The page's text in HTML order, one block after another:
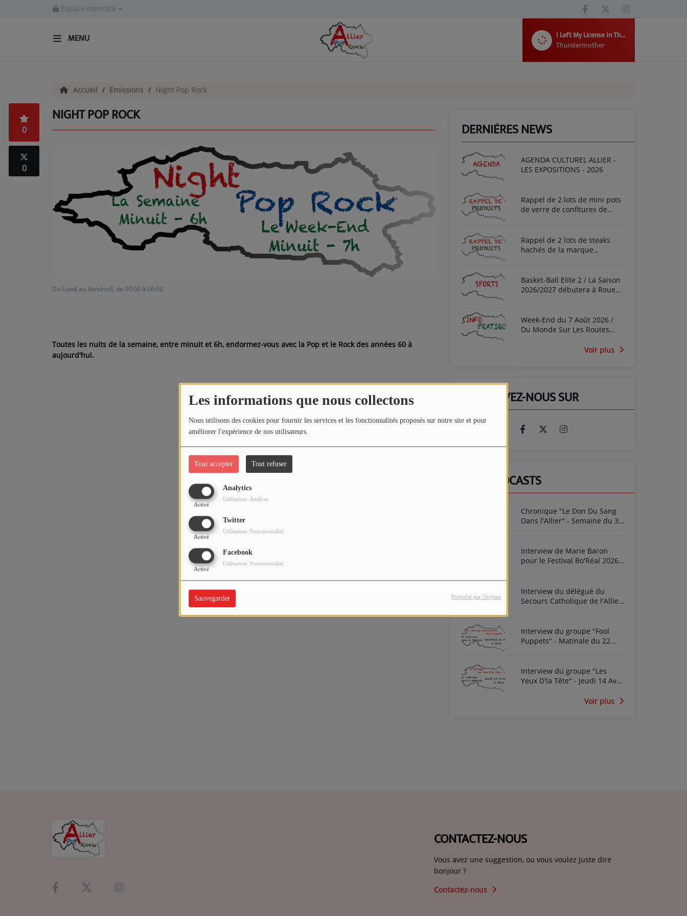
Les informations que nous collectons
Nous utilisons des cookies pour fournir les services et les fonctionnalités proposés sur notre site et pour
améliorer l'expérience de nos utilisateurs.
Tout accepter Tout refuser
Analytics
Activé
Utilisation: Analyse
Twitter
Activé
Utilisation: Fonctionnalité
Facebook
Activé
Utilisation: Fonctionnalité
Sauvegarder Propulsé par Orejime
Espace membre
MENU
I Left My License In The Future
Thundermother
INFOS - ALLIER
AGENDA CULTUREL - ALLIER
INFOS POP ROCK
EMISSIONS
PODCASTS
Titres diffusés
Accueil Emissions Night Pop Rock
NIGHT POP ROCK
0
0
Du Lundi au Vendredi, de 00:00 à 06:00
Toutes les nuits de la semaine, entre minuit et 6h, endormez-vous avec la Pop et le Rock des années 60 à
aujourd'hui.
DERNIÈRES NEWS
AGENDA CULTUREL ALLIER -
LES EXPOSITIONS - 2026
Rappel de 2 lots de mini pots
de verre de confitures de
Rappel de 2 lots de steaks
hachés de la marque
Basket-Ball Elite 2 / La Saison
2026/2027 débutera à Rouen
Week-End du 7 Août 2026 /
Du Monde Sur Les Routes
Voir plus
RETROUVEZ-NOUS SUR
NOS PODCASTS
Chronique "Le Don Du Sang
Dans l'Allier" - Semaine du 3
Interview de Marie Baron
pour le Festival Bo'Réal 2026
Interview du délégué du
Secours Catholique de l'Allier
Interview du groupe "Fool
Puppets" - Matinale du 22
Interview du groupe "Les
Yeux D'la Tête" - Jeudi 14 Avril
Voir plus
CONTACTEZ-NOUS
Vous avez une suggestion, ou vous voulez juste dire
bonjour ?
Contactez-nous